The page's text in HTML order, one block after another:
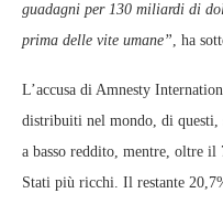
guadagni per 130 miliardi di
prima delle vite umane”, ha
L’accusa di Amnesty
distribuiti nel mondo, di questi,
a basso reddito, mentre, oltre il
Stati più ricchi. Il restante